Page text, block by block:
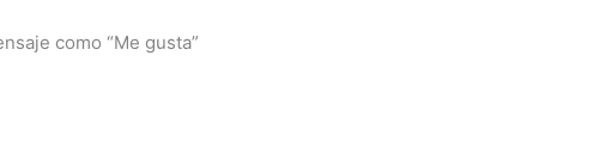
como “Me gusta”